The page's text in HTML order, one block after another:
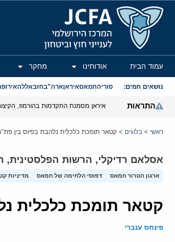
המרכז הירושלמי לענייני חוץ וביטחון
עמוד הבית אודותינו מחקר
נושאים חמים: סוריהחמאסאיראןארה”בחזבאללה
התראות איראן מסמנת התקדמות בהורמוז,
ראשי > בלוגים > קטאר תומכת כלכלית נלהבת בפיוס בין
אסלאם רדיקלי, הרשות הפלסטינית,
ארגון הטרור חמאס דפוסי הלחימה של חמאס מדיניות
קטאר תומכת כלכלית
פינחס ענברי